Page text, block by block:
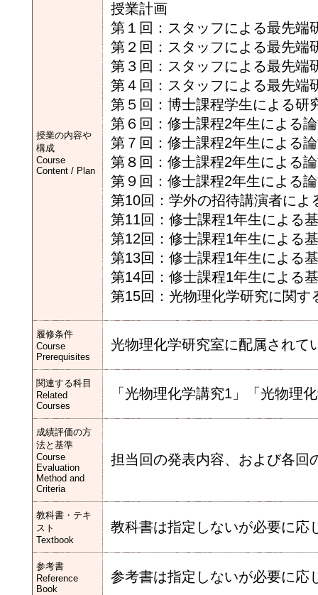
授業の内容や
構成
Course
Content / Plan
授業計画
第１回：スタッフによる最先
第２回：スタッフによる最先
第３回：スタッフによる最先
第４回：スタッフによる最先
第５回：博士課程学生による研
第６回：修士課程2年生による
第７回：修士課程2年生による
第８回：修士課程2年生による
第９回：修士課程2年生による
第10回：学外の招待講演者によ
第11回：修士課程1年生による
第12回：修士課程1年生による
第13回：修士課程1年生による
第14回：修士課程1年生による
第15回：光物理化学研究に関
履修条件
Course
Prerequisites
光物理化学研究室に配属されて
関連する科目
Related
Courses
「光物理化学講究1」「光物理
成績評価の方
法と基準
Course
Evaluation
Method and
Criteria
担当回の発表内容、および各回
教科書・テキ
スト
Textbook
教科書は指定しないが必要に応
参考書
Reference
Book
参考書は指定しないが必要に応